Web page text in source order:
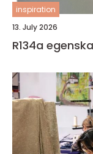
inspiration
13. July 2026
R134a